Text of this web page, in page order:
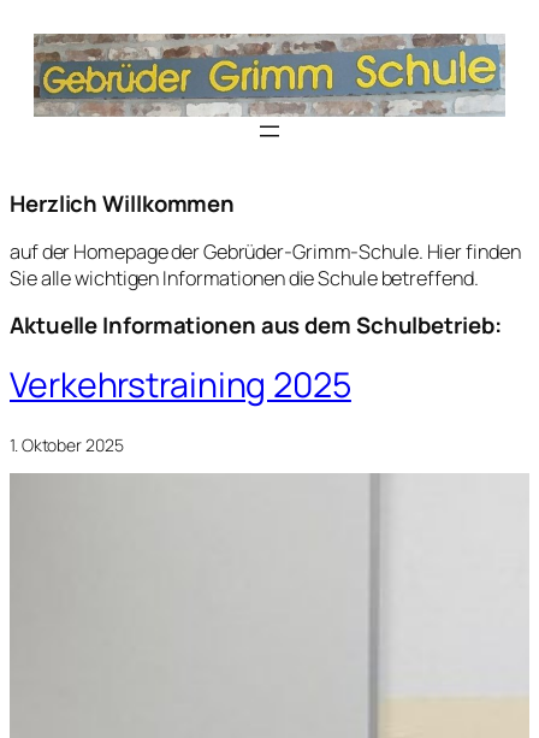
Herzlich Willkommen
auf der Homepage der Gebrüder-Grimm-Schule. Hier finden
Sie alle wichtigen Informationen die Schule betreffend.
Aktuelle Informationen aus dem Schulbetrieb:
Verkehrstraining 2025
1. Oktober 2025